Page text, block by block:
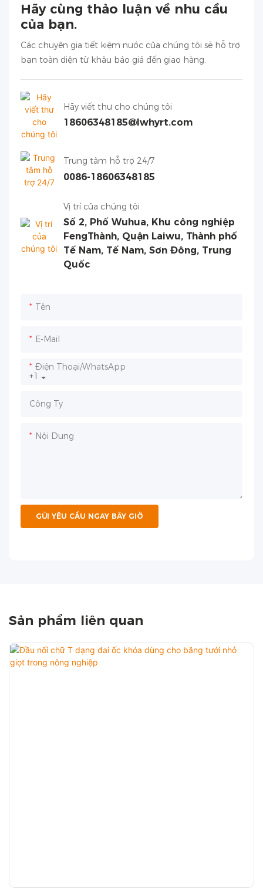
Hãy cùng thảo luận về nhu cầu
của bạn.
Các chuyên gia tiết kiệm nước của chúng tôi sẽ hỗ trợ
bạn toàn diện từ khâu báo giá đến giao hàng.
Hãy viết thư cho chúng tôi
18606348185@lwhyrt.com
Trung tâm hỗ trợ 24/7
0086-18606348185
Vị trí của chúng tôi
Số 2, Phố Wuhua, Khu công nghiệp
FengThành, Quận Laiwu, Thành phố
Tế Nam, Tế Nam, Sơn Đông, Trung
Quốc
Tên
E-Mail
+1
Điện Thoại/WhatsApp
Công Ty
Nội Dung
GỬI YÊU CẦU NGAY BÂY GIỜ
Sản phẩm liên quan